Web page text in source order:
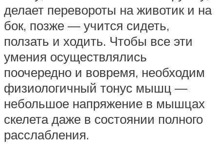
делает перевороты на животик и на
бок, позже — учится сидеть,
ползать и ходить. Чтобы все эти
умения осуществлялись
поочередно и вовремя, необходим
физиологичный тонус мышц —
небольшое напряжение в мышцах
скелета даже в состоянии полного
расслабления.